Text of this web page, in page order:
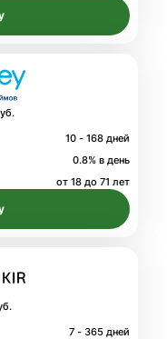
10 - 168 дней
0.8% в день
от 18 до 71 лет
7 - 365 дней